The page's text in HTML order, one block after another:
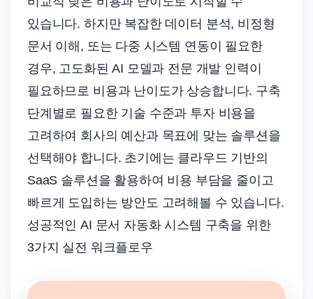
있습니다. 하지만 복잡한 데이터 분석, 비정형
문서 이해, 또는 다중 시스템 연동이 필요한
경우, 고도화된 AI 모델과 전문 개발 인력이
필요하므로 비용과 난이도가 상승합니다. 구축
단계별로 필요한 기술 수준과 투자 비용을
고려하여 회사의 예산과 목표에 맞는 솔루션을
선택해야 합니다. 초기에는 클라우드 기반의
SaaS 솔루션을 활용하여 비용 부담을 줄이고
빠르게 도입하는 방안도 고려해볼 수 있습니다.
성공적인 AI 문서 자동화 시스템 구축을 위한
3가지 실전 워크플로우